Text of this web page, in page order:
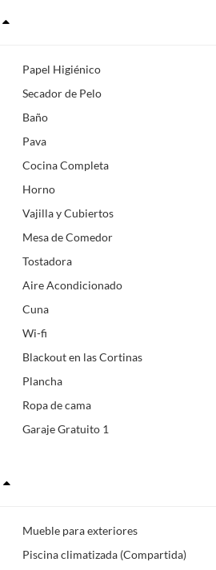
Papel Higiénico
Secador de Pelo
Baño
Pava
Cocina Completa
Horno
Vajilla y Cubiertos
Mesa de Comedor
Tostadora
Aire Acondicionado
Cuna
Wi-fi
Blackout en las Cortinas
Plancha
Ropa de cama
Garaje Gratuito 1
Mueble para exteriores
Piscina climatizada (Compartida)